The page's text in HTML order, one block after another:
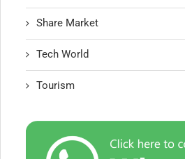
Share Market
Tech World
Tourism